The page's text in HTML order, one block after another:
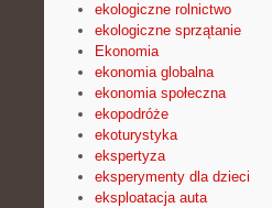
ekologiczne rolnictwo
ekologiczne sprzątanie
Ekonomia
ekonomia globalna
ekonomia społeczna
ekopodróże
ekoturystyka
ekspertyza
eksperymenty dla dzieci
eksploatacja auta